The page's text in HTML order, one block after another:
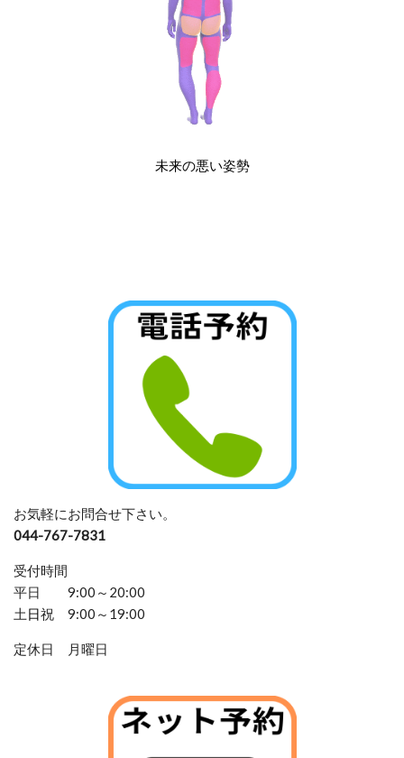
未来の悪い姿勢
お気軽にお問合せ下さい。
044-767-7831
受付時間
平日 9:00～20:00
土 日祝 9:00～19:00
定休日 月曜日